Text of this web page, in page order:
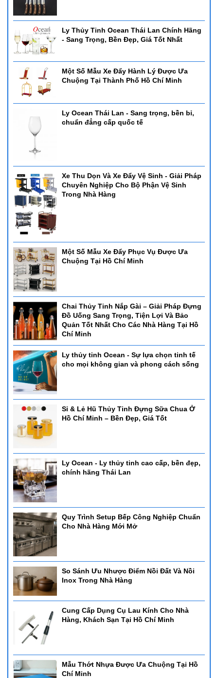
Ly Thủy Tinh Ocean Thái Lan Chính Hãng
- Sang Trọng, Bền Đẹp, Giá Tốt Nhất
Một Số Mẫu Xe Đẩy Hành Lý Được Ưa
Chuộng Tại Thành Phố Hồ Chí Minh
Ly Ocean Thái Lan - Sang trọng, bền bỉ,
chuẩn đẳng cấp quốc tế
Xe Thu Dọn Và Xe Đẩy Vệ Sinh - Giải Pháp
Chuyên Nghiệp Cho Bộ Phận Vệ Sinh
Trong Nhà Hàng
Một Số Mẫu Xe Đẩy Phục Vụ Được Ưa
Chuộng Tại Hồ Chí Minh
Chai Thủy Tinh Nắp Gài – Giải Pháp Đựng
Đồ Uống Sang Trọng, Tiện Lợi Và Bảo
Quản Tốt Nhất Cho Các Nhà Hàng Tại Hồ
Chí Minh
Ly thủy tinh Ocean - Sự lựa chọn tinh tế
cho mọi không gian và phong cách sống
Sỉ & Lẻ Hũ Thủy Tinh Đựng Sữa Chua Ở
Hồ Chí Minh – Bền Đẹp, Giá Tốt
Ly Ocean - Ly thủy tinh cao cấp, bền đẹp,
chính hãng Thái Lan
Quy Trình Setup Bếp Công Nghiệp Chuẩn
Cho Nhà Hàng Mới Mở
So Sánh Ưu Nhược Điểm Nồi Đất Và Nồi
Inox Trong Nhà Hàng
Cung Cấp Dụng Cụ Lau Kính Cho Nhà
Hàng, Khách Sạn Tại Hồ Chí Minh
Mẫu Thớt Nhựa Được Ưa Chuộng Tại Hồ
Chí Minh